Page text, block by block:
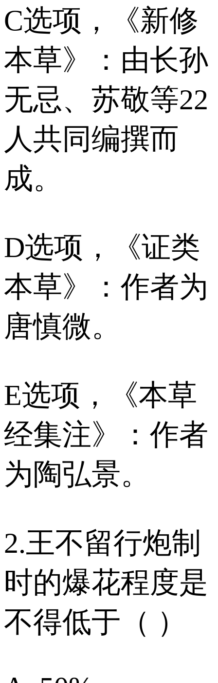
C选项，《新修
本草》：由长孙
无忌、苏敬等22
人共同编撰而
成。
D选项，《证类
本草》：作者为
唐慎微。
E选项，《本草
经集注》：作者
为陶弘景。
2.王不留行炮制
时的爆花程度是
不得低于（ ）